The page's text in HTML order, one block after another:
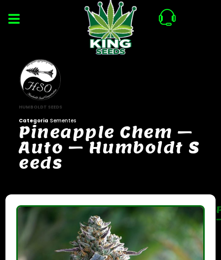
HUMBOLDT SEEDS
Categoria Sementes
Pineapple Chem –
Auto – Humboldt S
eeds